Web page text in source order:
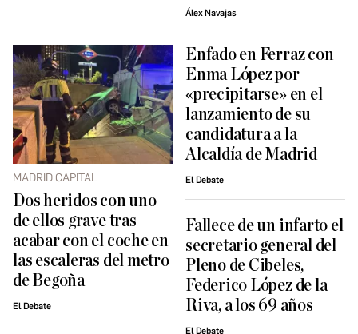
Álex Navajas
MADRID CAPITAL
Dos heridos con uno
de ellos grave tras
acabar con el coche en
las escaleras del metro
de Begoña
El Debate
Enfado en Ferraz con
Enma López por
«precipitarse» en el
lanzamiento de su
candidatura a la
Alcaldía de Madrid
El Debate
Fallece de un infarto el
secretario general del
Pleno de Cibeles,
Federico López de la
Riva, a los 69 años
El Debate